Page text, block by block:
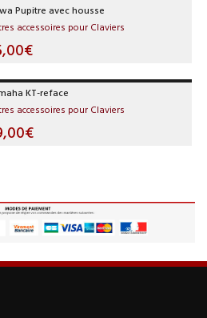
Pupitre avec housse
accessoires pour Claviers
KT-reface
accessoires pour Claviers